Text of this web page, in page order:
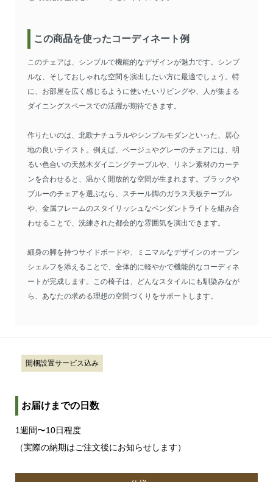
この商品を使ったコーディネート例
このチェアは、シンプルで機能的なデザインが魅力です。シンプ
ルな、そしておしゃれな空間を演出したい方に最適でしょう。特
に、お部屋を広く感じるように使いたいリビングや、人が集まる
ダイニングスペースでの活躍が期待できます。
作りたいのは、北欧ナチュラルやシンプルモダンといった、居心
地の良いテイスト。例えば、ベージュやグレーのチェアには、明
るい色合いの天然木ダイニングテーブルや、リネン素材のカーテ
ンを合わせると、温かく開放的な空間が生まれます。ブラックや
ブルーのチェアを選ぶなら、スチール脚のガラス天板テーブル
や、金属フレームのスタイリッシュなペンダントライトを組み合
わせることで、洗練された都会的な雰囲気を演出できます。
細身の脚を持つサイドボードや、ミニマルなデザインのオープン
シェルフを添えることで、全体的に軽やかで機能的なコーディネ
ートが完成します。この椅子は、どんなスタイルにも馴染みなが
ら、あなたの求める理想の空間づくりをサポートします。
開梱設置サービス込み
お届けまでの日数
1週間〜10日程度
（実際の納期はご注文後にお知らせします）